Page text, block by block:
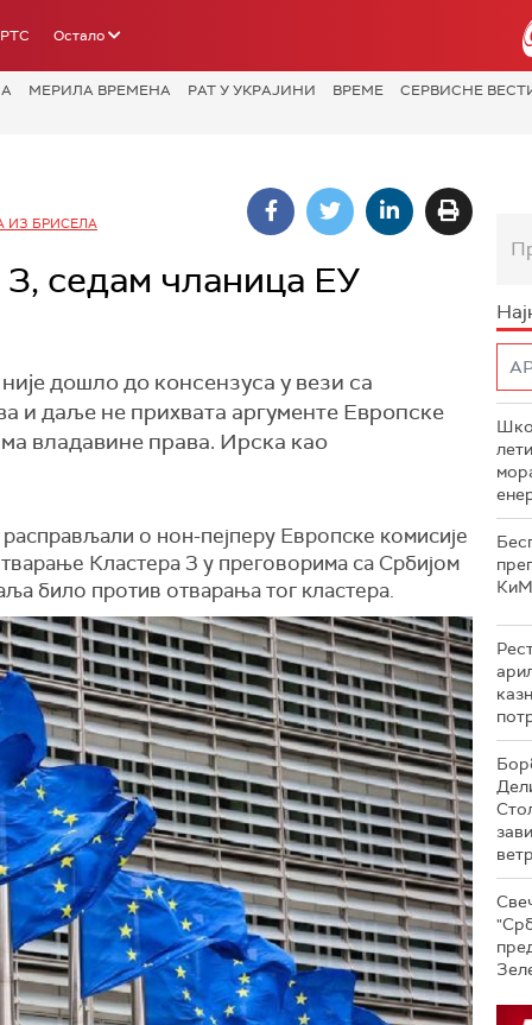
РТС Остало
МЕРИЛА ВРЕМЕНА РАТ У УКРАЈИНИ ВРЕМЕ СЕРВИСНЕ
ИЗ БРИСЕЛА
седам чланица ЕУ
дошло до консензуса у вези са
и даље не прихвата аргументе Европске
владавине права. Ирска као
о нон-пејперу Европске комисије
Кластера 3 у преговорима са Србијом
било против отварања тог кластера.
КиМ